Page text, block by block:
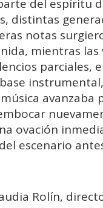
del espíritu
distintas
notas
mientras
parciales,
avanzaba
ovación
escenario
Rolín,